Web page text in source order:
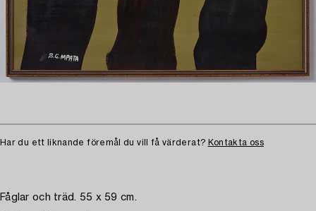
Har du ett liknande föremål du vill få värderat? Kontakta oss
Fåglar och träd. 55 x 59 cm.